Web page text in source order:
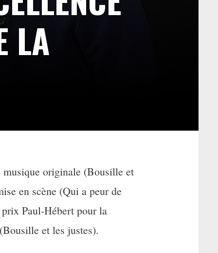
LA
originale (Bousille et
en scène (Qui a peur de
Paul-Hébert pour la
et les justes).